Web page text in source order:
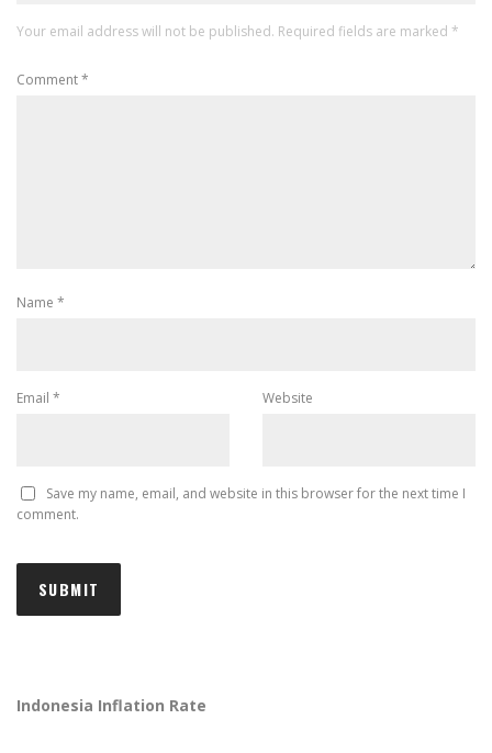
Your email address will not be published. Required fields are marked *
Comment*
Name *
Email * Website
Save my name, email, and website in this browser for the next time I
comment.
Indonesia Inflation Rate